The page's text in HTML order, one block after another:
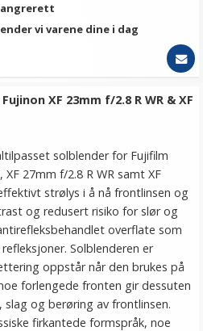
angrerett
vi varene dine i dag
XF 23mm f/2.8 R WR & XF
solblender for Fujifilm
XF 27mm f/2.8 R WR samt XF
strølys i å nå frontlinsen og
og redusert risiko for slør og
overflate som
Solblenderen er
oppstår når den brukes på
forlengede fronten gir dessuten
og berøring av frontlinsen.
firkantede formspråk, noe